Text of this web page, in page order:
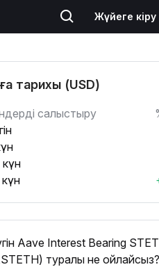
Жүйеге кіру
тарихы (USD)
салыстыру
Aave Interest Bearing
туралы не ойлайсыз?